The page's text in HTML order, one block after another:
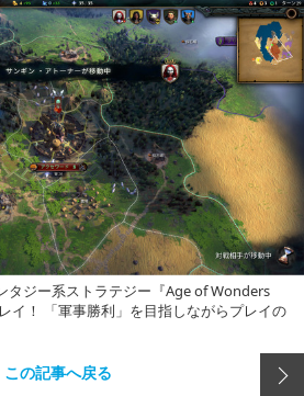
タジー系ストラテジー『Age of Wonders
イ！ 「軍事勝利」を目指しながらプレイの
この記事へ戻る